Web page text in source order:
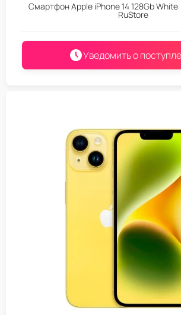
Смартфон Apple iPhone 14 128Gb White
RuStore
Уведомить о